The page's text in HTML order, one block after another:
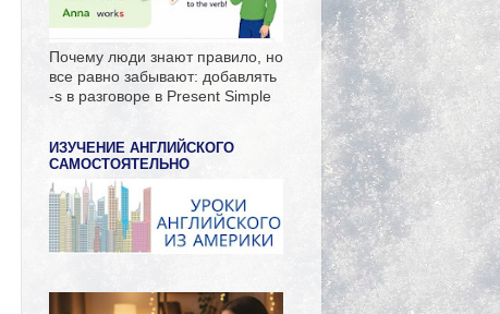
Почему люди знают правило, но
все равно забывают: добавлять
-s в разговоре в Present Simple
ИЗУЧЕНИЕ АНГЛИЙСКОГО
САМОСТОЯТЕЛЬНО